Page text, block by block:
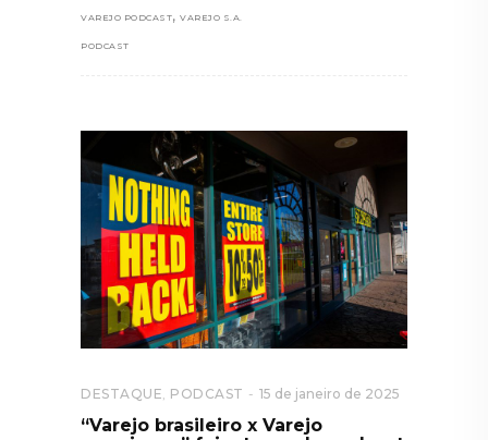
VAREJO PODCAST, VAREJO S.A.
PODCAST
DESTAQUE PODCAST 15 de janeiro de 2025
“Varejo brasileiro x Varejo